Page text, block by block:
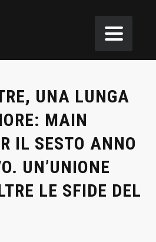
UNA LUNGA
MAIN
IL SESTO ANNO
UN’UNIONE
LE SFIDE DEL